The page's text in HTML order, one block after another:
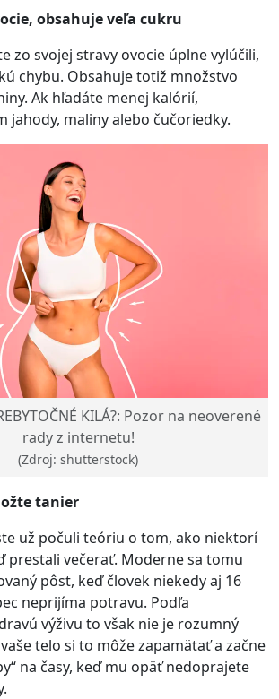
obsahuje veľa cukru
zo svojej stravy ovocie úplne vylúčili,
chybu. Obsahuje totiž množstvo
Ak hľadáte menej kalórií,
jahody, maliny alebo čučoriedky.
KILÁ?: Pozor na neoverené
rady z internetu!
(Zdroj: shutterstock)
tanier
už počuli teóriu o tom, ako niektorí
prestali večerať. Moderne sa tomu
pôst, keď človek niekedy aj 16
neprijíma potravu. Podľa
výživu to však nie je rozumný
telo si to môže zapamätať a začne
na časy, keď mu opäť nedoprajete